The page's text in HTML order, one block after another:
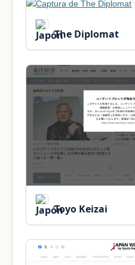
The Diplomat
Toyo Keizai